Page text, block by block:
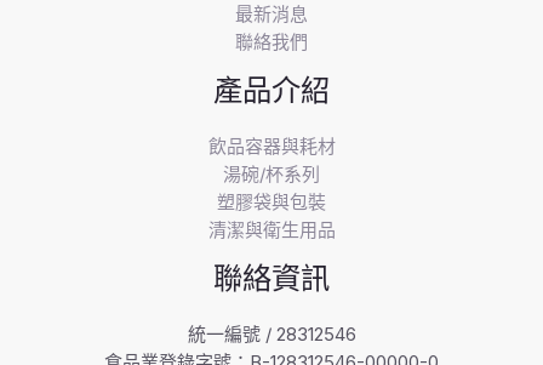
最新消息
聯絡我們
產品介紹
飲品容器與耗材
湯碗/杯系列
塑膠袋與包裝
清潔與衛生用品
聯絡資訊
統一編號 / 28312546